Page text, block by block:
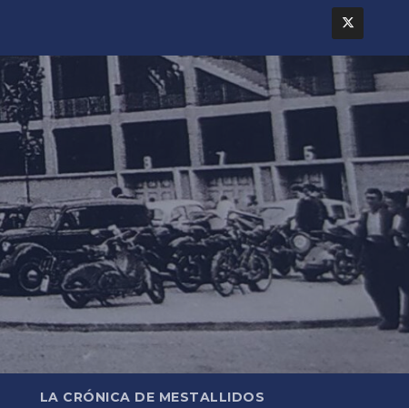
LA CRÓNICA DE MESTALLIDOS